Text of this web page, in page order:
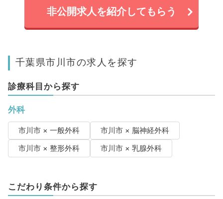
非公開求人を紹介してもらう
千葉県市川市の求人を探す
診療科目から探す
外科
市川市 × 一般外科
市川市 × 脳神経外科
市川市 × 整形外科
市川市 × 乳腺外科
こだわり条件から探す